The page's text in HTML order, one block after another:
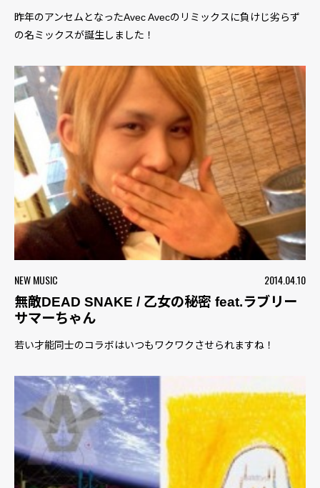
昨年のアンセムとなったAvec Avecのリミックスに負けじ劣らず
の名ミックスが誕生しました！
NEW MUSIC
2014.04.10
無敵DEAD SNAKE / 乙女の秘密 feat.ラブリー
サマーちゃん
若い才能同士のコラボはいつもワクワクさせられますね！